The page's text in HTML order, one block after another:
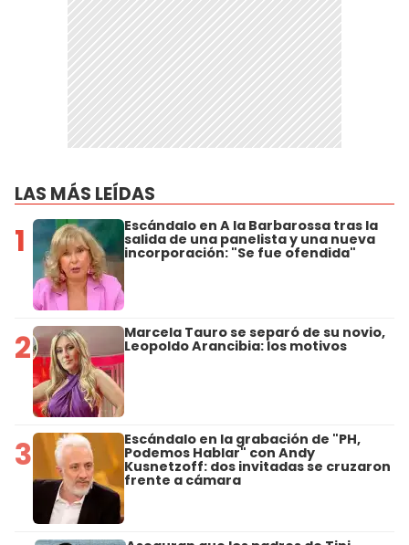
LAS MÁS LEÍDAS
1 Escándalo en A la Barbarossa tras la
salida de una panelista y una nueva
incorporación: "Se fue ofendida"
2 Marcela Tauro se separó de su novio,
Leopoldo Arancibia: los motivos
3 Escándalo en la grabación de "PH,
Podemos Hablar" con Andy
Kusnetzoff: dos invitadas se cruzaron
frente a cámara